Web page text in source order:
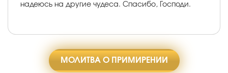
надеюсь на другие чудеса. Спасибо, Господи.
МОЛИТВА О ПРИМИРЕНИИ